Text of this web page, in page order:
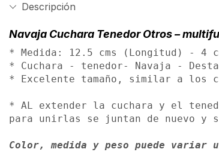
Descripción
Navaja Cuchara Tenedor Otros –
* Medida: 12.5 cms (Longitud) - 4
* Cuchara - tenedor- Navaja -
* Excelente tamaño, similar a los
* AL extender la cuchara y el
para unirlas se juntan de nuevo y
Color, medida y peso puede variar